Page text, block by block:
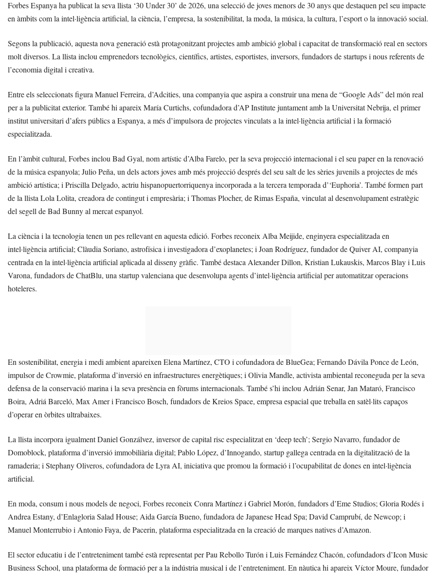
Forbes Espanya ha publicat la seva llista ‘30 Under 30’ de 2026, una selecció de joves menors de 30 anys que destaquen pel seu impacte
en àmbits com la intel·ligència artificial, la ciència, l’empresa, la sostenibilitat, la moda, la música, la cultura, l’esport o la innovació social.
Segons la publicació, aquesta nova generació està protagonitzant projectes amb ambició global i capacitat de transformació real en sectors
molt diversos. La llista inclou emprenedors tecnològics, científics, artistes, esportistes, inversors, fundadors de startups i nous referents de
l’economia digital i creativa.
Entre els seleccionats figura Manuel Ferreira, d’Adcities, una companyia que aspira a construir una mena de “Google Ads” del món real
per a la publicitat exterior. També hi apareix María Curtichs, cofundadora d’AP Institute juntament amb la Universitat Nebrija, el primer
institut universitari d’afers públics a Espanya, a més d’impulsora de projectes vinculats a la intel·ligència artificial i la formació
especialitzada.
En l’àmbit cultural, Forbes inclou Bad Gyal, nom artístic d’Alba Farelo, per la seva projecció internacional i el seu paper en la renovació
de la música espanyola; Julio Peña, un dels actors joves amb més projecció després del seu salt de les sèries juvenils a projectes de més
ambició artística; i Priscilla Delgado, actriu hispanopuertorriquenya incorporada a la tercera temporada d’‘Euphoria’. També formen part
de la llista Lola Lolita, creadora de contingut i empresària; i Thomas Plocher, de Rimas España, vinculat al desenvolupament estratègic
del segell de Bad Bunny al mercat espanyol.
La ciència i la tecnologia tenen un pes rellevant en aquesta edició. Forbes reconeix Alba Meijide, enginyera especialitzada en
intel·ligència artificial; Clàudia Soriano, astrofísica i investigadora d’exoplanetes; i Joan Rodríguez, fundador de Quiver AI, companyia
centrada en la intel·ligència artificial aplicada al disseny gràfic. També destaca Alexander Dillon, Kristian Lukauskis, Marcos Blay i Luis
Varona, fundadors de ChatBlu, una startup valenciana que desenvolupa agents d’intel·ligència artificial per automatitzar operacions
hoteleres.
En sostenibilitat, energia i medi ambient apareixen Elena Martínez, CTO i cofundadora de BlueGea; Fernando Dávila Ponce de León,
impulsor de Crowmie, plataforma d’inversió en infraestructures energètiques; i Olivia Mandle, activista ambiental reconeguda per la seva
defensa de la conservació marina i la seva presència en fòrums internacionals. També s’hi inclou Adrián Senar, Jan Mataró, Francisco
Boira, Adriá Barceló, Max Amer i Francisco Bosch, fundadors de Kreios Space, empresa espacial que treballa en satèl·lits capaços
d’operar en òrbites ultrabaixes.
La llista incorpora igualment Daniel Gonzálvez, inversor de capital risc especialitzat en ‘deep tech’; Sergio Navarro, fundador de
Domoblock, plataforma d’inversió immobiliària digital; Pablo López, d’Innogando, startup gallega centrada en la digitalització de la
ramaderia; i Stephany Oliveros, cofundadora de Lyra AI, iniciativa que promou la formació i l’ocupabilitat de dones en intel·ligència
artificial.
En moda, consum i nous models de negoci, Forbes reconeix Conra Martínez i Gabriel Morón, fundadors d’Eme Studios; Gloria Rodés i
Andrea Estany, d’Enlagloria Salad House; Aida García Bueno, fundadora de Japanese Head Spa; David Camprubí, de Newcop; i
Manuel Monterrubio i Antonio Faya, de Pacerin, plataforma especialitzada en la creació de marques natives d’Amazon.
El sector educatiu i de l’entreteniment també està representat per Pau Rebollo Turón i Luis Fernández Chacón, cofundadors d’Icon Music
Business School, una plataforma de formació per a la indústria musical i de l’entreteniment. En nàutica hi apareix Víctor Moure, fundador